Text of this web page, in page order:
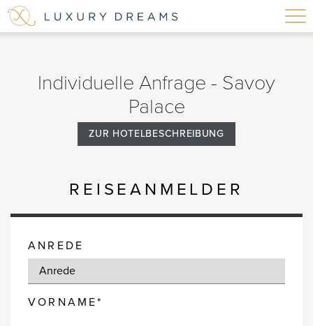
Individuelle Anfrage - Savoy
Palace
ZUR HOTELBESCHREIBUNG
REISEANMELDER
ANREDE
VORNAME*